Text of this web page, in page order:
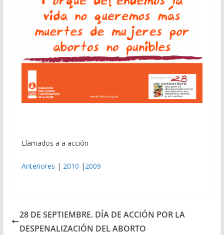
Llamados a a acción
Anteriores | 2010 | 2009
28 DE SEPTIEMBRE. DÍA DE ACCIÓN POR LA
DESPENALIZACIÓN DEL ABORTO